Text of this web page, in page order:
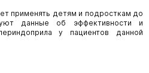
применять детям и подросткам до
данные об эффективности и
у пациентов данной